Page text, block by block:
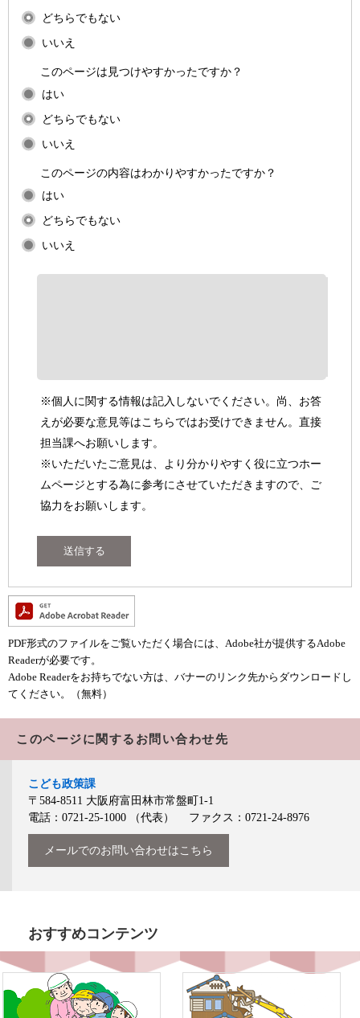
どちらでもない
いいえ
このページは見つけやすかったですか？
はい
どちらでもない
いいえ
このページの内容はわかりやすかったですか？
はい
どちらでもない
いいえ
※個人に関する情報は記入しないでください。尚、お答
えが必要な意見等はこちらではお受けできません。直接
担当課へお願いします。
※いただいたご意見は、より分かりやすく役に立つホー
ムページとする為に参考にさせていただきますので、ご
協力をお願いします。
PDF形式のファイルをご覧いただく場合には、Adobe社が提供するAdobe
Readerが必要です。
Adobe Readerをお持ちでない方は、バナーのリンク先からダウンロードし
てください。（無料）
このページに関するお問い合わせ先
こども政策課
〒584-8511 大阪府富田林市常盤町1-1
電話：0721-25-1000
（代表） ファクス：0721-24-8976
メールでのお問い合わせはこちら
おすすめコンテンツ